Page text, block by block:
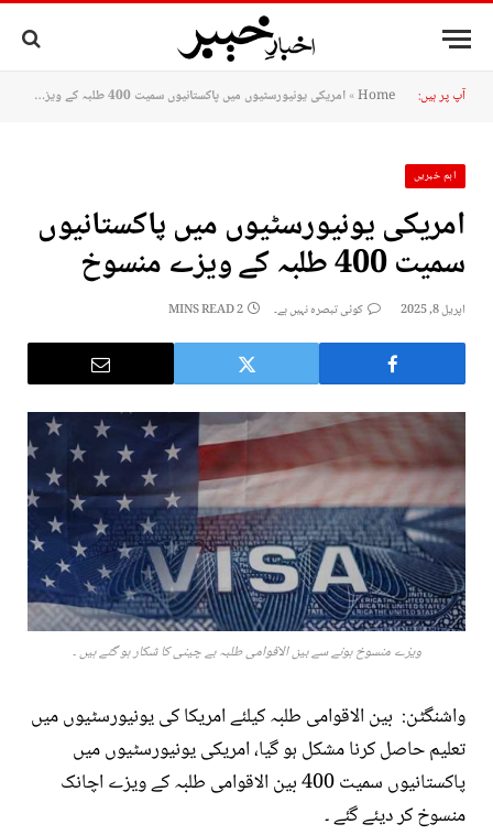
آپ پر ہیں: Home
»امریکی یونیورسٹیوں میں پاکستانیوں سمیت 400 طلبہ کے ویزے منسوخ
اہم خبریں
امریکی یونیورسٹیوں میں پاکستانیوں
سمیت 400 طلبہ کے ویزے منسوخ
اپریل 8, 2025 کوئی تبصرہ نہیں ہے۔ 2 MINS READ
ویزے منسوخ ہونے سے بین الاقوامی طلبہ بے چینی کا شکار ہو گئے ہیں ۔
واشنگٹن: بین الاقوامی طلبہ کیلئے امریکا کی یونیورسٹیوں میں
تعلیم حاصل کرنا مشکل ہو گیا، امریکی یونیورسٹیوں میں
پاکستانیوں سمیت 400 بین الاقوامی طلبہ کے ویزے اچانک
منسوخ کر دیئے گئے ۔